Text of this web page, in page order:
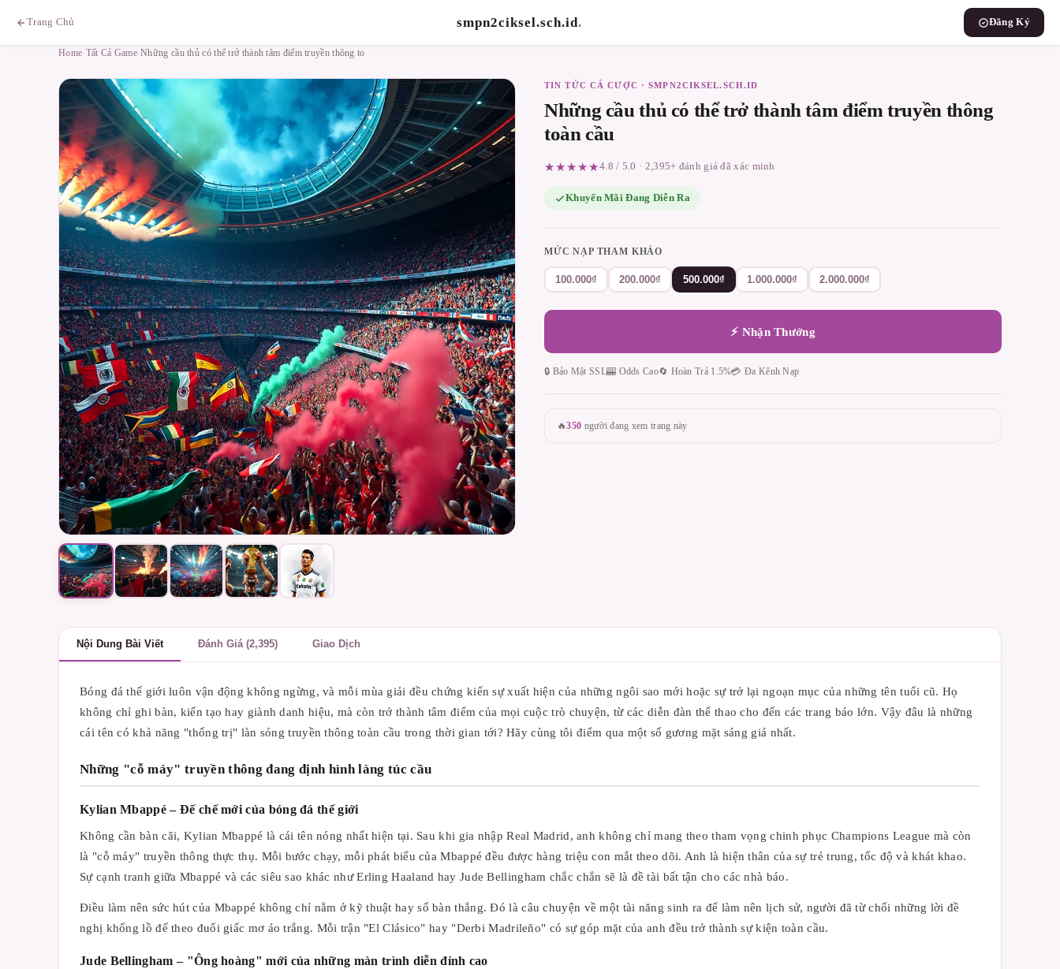
Trang Chủ smpn2ciksel.sch.id. Đăng Ký
Home Tất Cả Game›Những cầu thủ có thể trở thành tâm điểm truyền thông to
TIN TỨC CÁ CƯỢC · SMPN2CIKSEL.SCH.ID
Những cầu thủ có thể trở thành tâm điểm truyền thông
toàn cầu
★★★★★4.8 / 5.0 · 2,395+ đánh giá đã xác minh
Khuyến Mãi Đang Diễn Ra
MỨC NẠP THAM KHẢO
100.000₫ 200.000₫ 500.000₫ 1.000.000₫ 2.000.000₫
⚡ Nhận Thưởng
🔒 Bảo Mật SSL🎰 Odds Cao🔄 Hoàn Trả 1.5%💳 Đa Kênh Nạp
🔥350 người đang xem trang này
Nội Dung Bài Viết Đánh Giá (2,395) Giao Dịch
Bóng đá thế giới luôn vận động không ngừng, và mỗi mùa giải đều chứng kiến sự xuất hiện của những ngôi sao mới hoặc sự trở lại ngoạn mục của những tên tuổi cũ. Họ
không chỉ ghi bàn, kiến tạo hay giành danh hiệu, mà còn trở thành tâm điểm của mọi cuộc trò chuyện, từ các diễn đàn thể thao cho đến các trang báo lớn. Vậy đâu là những
cái tên có khả năng "thống trị" làn sóng truyền thông toàn cầu trong thời gian tới? Hãy cùng tôi điểm qua một số gương mặt sáng giá nhất.
Những "cỗ máy" truyền thông đang định hình làng túc cầu
Kylian Mbappé – Đế chế mới của bóng đá thế giới
Không cần bàn cãi, Kylian Mbappé là cái tên nóng nhất hiện tại. Sau khi gia nhập Real Madrid, anh không chỉ mang theo tham vọng chinh phục Champions League mà còn
là "cỗ máy" truyền thông thực thụ. Mỗi bước chạy, mỗi phát biểu của Mbappé đều được hàng triệu con mắt theo dõi. Anh là hiện thân của sự trẻ trung, tốc độ và khát khao.
Sự cạnh tranh giữa Mbappé và các siêu sao khác như Erling Haaland hay Jude Bellingham chắc chắn sẽ là đề tài bất tận cho các nhà báo.
Điều làm nên sức hút của Mbappé không chỉ nằm ở kỹ thuật hay số bàn thắng. Đó là câu chuyện về một tài năng sinh ra để làm nên lịch sử, người đã từ chối những lời đề
nghị khổng lồ để theo đuổi giấc mơ áo trắng. Mỗi trận "El Clásico" hay "Derbi Madrileño" có sự góp mặt của anh đều trở thành sự kiện toàn cầu.
Jude Bellingham – "Ông hoàng" mới của những màn trình diễn đỉnh cao